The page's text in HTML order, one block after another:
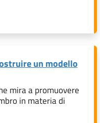
un modello
mira a promuovere
in materia di